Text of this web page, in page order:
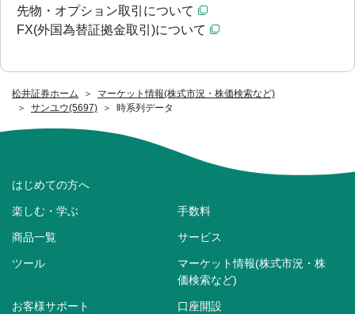
松井証券ホーム
マーケット情報(株式市況・株価検索など)
サンユウ(5697)
時系列データ
先物・オプション取引について
FX(外国為替証拠金取引)について
はじめての方へ
楽しむ・学ぶ 手数料
商品一覧 サービス
ツール
マーケット情報(株式市況・株
価検索など)
お客様サポート 口座開設